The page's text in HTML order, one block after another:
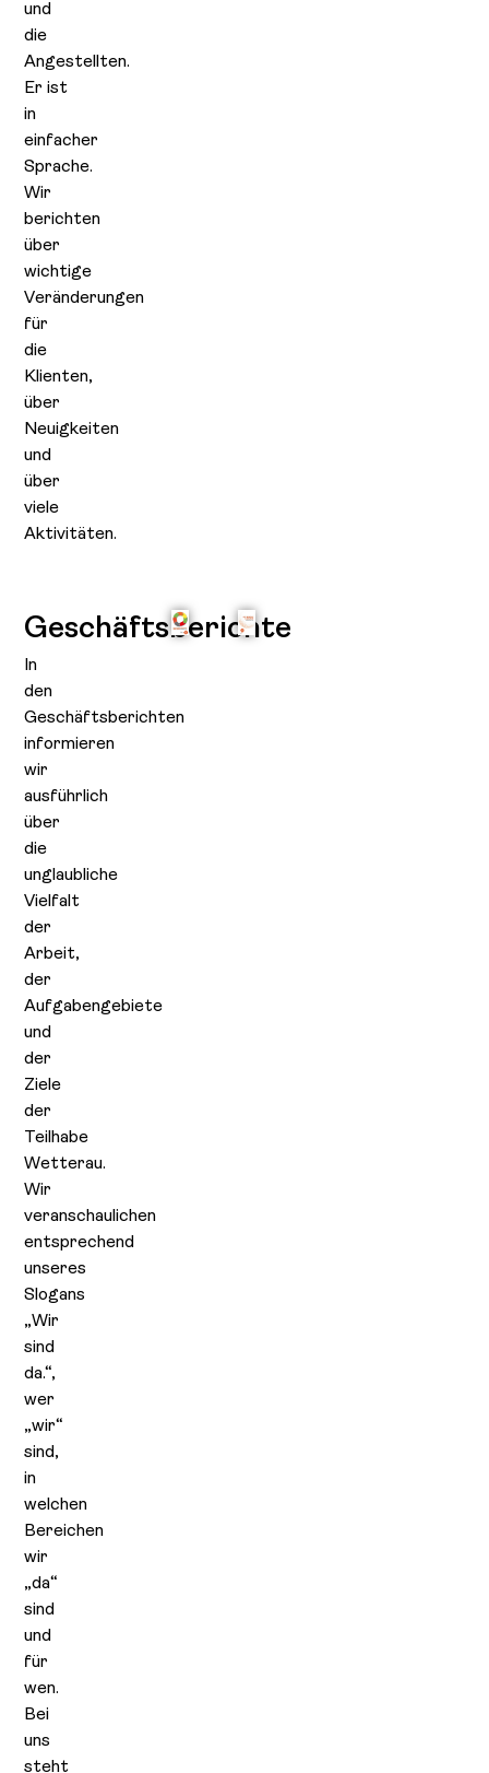
und
die
Angestellten.
Er ist
in
einfacher
Sprache.
Wir
berichten
über
wichtige
Veränderungen
für
die
Klienten,
über
Neuigkeiten
und
über
viele
Aktivitäten.
Geschäftsberichte
In
den
Geschäftsberichten
informieren
wir
ausführlich
über
die
unglaubliche
Vielfalt
der
Arbeit,
der
Aufgabengebiete
und
der
Ziele
der
Teilhabe
Wetterau.
Wir
veranschaulichen
entsprechend
unseres
Slogans
„Wir
sind
da.“,
wer
„wir“
sind,
in
welchen
Bereichen
wir
„da“
sind
und
für
wen.
Bei
uns
steht